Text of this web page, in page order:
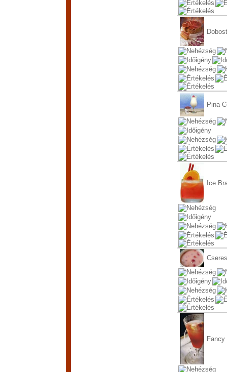
Pina
Ice